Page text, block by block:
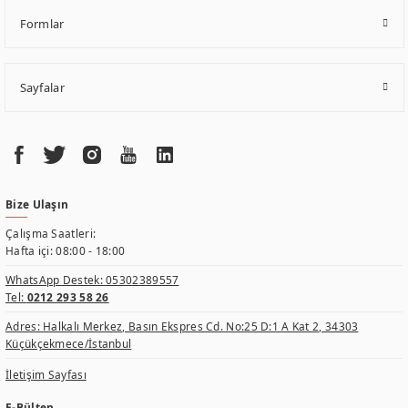
Formlar
Sayfalar
Bize Ulaşın
Çalışma Saatleri:
Hafta içi: 08:00 - 18:00
WhatsApp Destek:05302389557
Tel: 0212 293 58 26
Adres: Halkalı Merkez, Basın Ekspres Cd. No:25 D:1 A Kat 2, 34303
Küçükçekmece/İstanbul
İletişim Sayfası